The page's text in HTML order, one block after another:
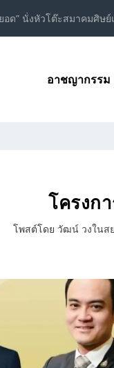
อด” นั่งหัวโต๊ะสมาคมศิษย์เ
อาชญากรรม
โครงก
โพสต์โดย วัฒน์ วงในส